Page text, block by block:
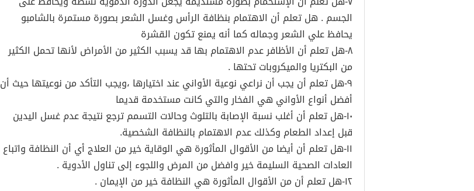
الجسم . هل تعلم أن الاهتمام بنظافة الرأس وغسل الشعر بصورة مستمرة بالشامبو
يحافظ علي الشعر وجماله كما أنه يمنع تكون القشرة
٨-هل تعلم أن الأظافر عدم الاهتمام بها قد يسبب الكثير من الأمراض لأنها تحمل الكثير
من البكتريا والميكروبات تحتها .
٩-هل تعلم أن يجب أن نراعي نوعية الأواني عند اختيارها ،ويجب التأكد من نوعيتها حيث أن
أفضل أنواع الأواني هي الفخار والتي كانت مستخدمة قديما
١٠-هل تعلم أن أغلب نسبة الإصابة بالتلوث وحالات التسمم ترجع نتيجة عدم غسل اليدين
قبل إعداد الطعام وكذلك عدم الاهتمام بالنظافة الشخصية.
١١-هل تعلم أن أيضا من الأقوال المأثورة هي الوقاية خير من العلاج أي أن النظافة واتباع
العادات الصحية السليمة خير وافضل من المرض واللجوء إلى تناول الأدوية .
١٢-هل تعلم أن من الأقوال المأثورة هي النظافة خير من الإيمان .